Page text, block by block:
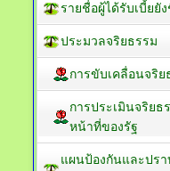
รายชื่อผู้ได้รับเบี้ยยั
ประมวลจริยธรรม
การขับเคลื่อนจริย
การประเมินจริยธ
หน้าที่ของรัฐ
แผนป้องกันและปรา